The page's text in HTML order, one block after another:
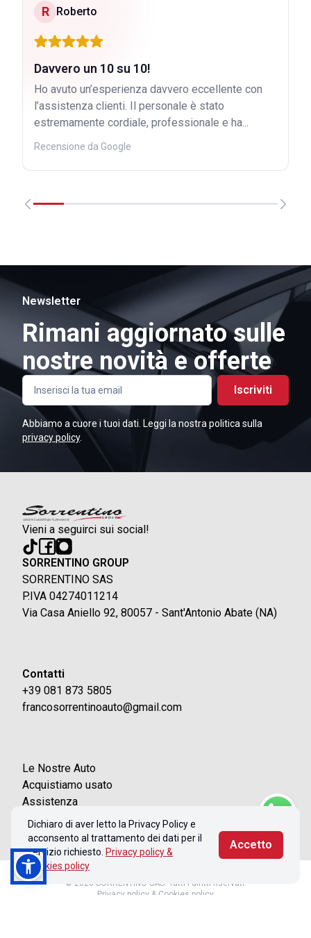
R Roberto
Davvero un 10 su 10!
Ho avuto un’esperienza davvero eccellente con
l’assistenza clienti. Il personale è stato
estremamente cordiale, professionale e ha...
Recensione da Google
Newsletter
Rimani aggiornato sulle
nostre novità e offerte
Iscriviti
Abbiamo a cuore i tuoi dati. Leggi la nostra politica sulla
privacy policy.
Vieni a seguirci sui social!
SORRENTINO GROUP
SORRENTINO SAS
P.IVA 04274011214
Via Casa Aniello 92, 80057 - Sant'Antonio Abate (NA)
Contatti
+39 081 873 5805
francosorrentinoauto@gmail.com
Le Nostre Auto
Acquistiamo usato
Assistenza
Contatti
Dichiaro di aver letto la Privacy Policy e
acconsento al trattamento dei dati per il
servizio richiesto. Privacy policy &
Cookies policy
Accetto
© 2026 SORRENTINO SAS. Tutti i diritti riservati.
Privacy policy & Cookies policy